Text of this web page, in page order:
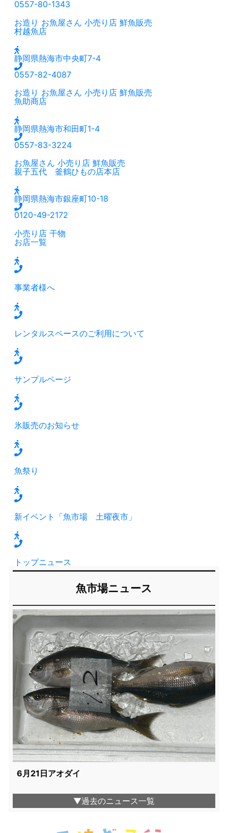
0557-80-1343
お造り お魚屋さん 小売り店 鮮魚販売
村越魚店
静岡県熱海市中央町7-4
0557-82-4087
お造り お魚屋さん 小売り店 鮮魚販売
魚助商店
静岡県熱海市和田町1-4
0557-83-3224
お魚屋さん 小売り店 鮮魚販売
親子五代 釜鶴ひもの店本店
静岡県熱海市銀座町10-18
0120-49-2172
小売り店 干物
お店一覧
事業者様へ
レンタルスペースのご利用について
サンプルページ
氷販売のお知らせ
魚祭り
新イベント「魚市場 土曜夜市」
トップニュース
魚市場ニュース
6月21日アオダイ
▼過去のニュース一覧